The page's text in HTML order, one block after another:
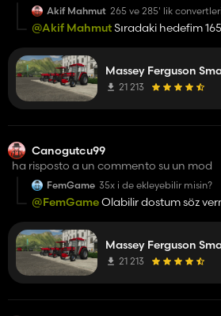
Akif Mahmut 265 ve 285' lik
@Akif MahmutSıradaki hedefim
Massey Ferguson
21 213
Canogutcu99
ha risposto a un commento su un mod
FemGame 35x i de ekleyebilir misin?
@FemGameOlabilir dostum söz
Massey Ferguson
21 213